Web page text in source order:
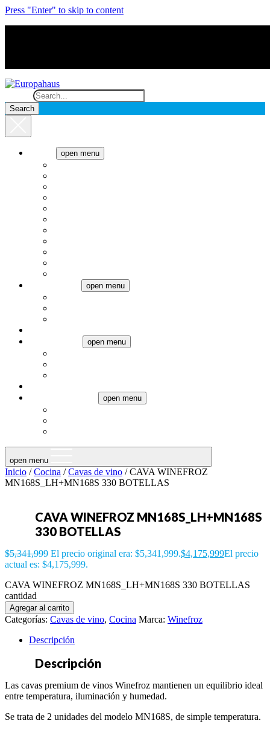
Press "Enter" to skip to content
open menu
open menu
open menu
open menu
open menu
Inicio /Cocina /Cavas de vino / CAVA WINEFROZ
MN168S_LH+MN168S 330 BOTELLAS
CAVA WINEFROZ MN168S_LH+MN168S
330 BOTELLAS
$5,341,999 El precio original era: $5,341,999.$4,175,999El precio
actual es: $4,175,999.
CAVA WINEFROZ MN168S_LH+MN168S 330 BOTELLAS
cantidad
Agregar al carrito
Categorías: Cavas de vino, Cocina Marca: Winefroz
Descripción
Descripción
Las cavas premium de vinos Winefroz mantienen un equilibrio ideal
entre temperatura, iluminación y humedad.
Se trata de 2 unidades del modelo MN168S, de simple temperatura.